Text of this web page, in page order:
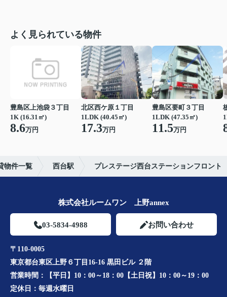
よく見られている物件
豊島区上池袋３丁目
1K (16.31㎡)
8.6万円
北区西ケ原１丁目
1LDK (40.45㎡)
17.3万円
豊島区要町３丁目
1LDK (47.35㎡)
11.5万円
物件一覧 西台駅 プレステージ西台ステーションフロント
株式会社ルームワン 上野annex
03-5834-4988 お問い合わせ
〒110-0005
東京都台東区上野６丁目16-16 黒田ビル ２階
営業時間：
【平日】10：00～18：00【土日祝】10：00～19：00
定休日： 毎週水曜日